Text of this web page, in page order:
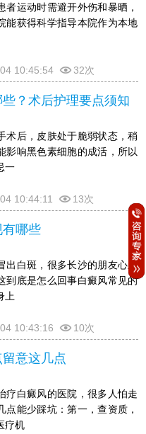
者运动时需避开外伤和暴晒，
能获得科学指导本院作为本地
10:45:54 32次
？术后护理要点须知
术后，皮肤处于脆弱状态，稍
影响黑色素细胞的成活，所以
一
10:44:11 13次
哪些
出白斑，很多长沙的朋友心里
到底是怎么回事白癜风常见的
上
10:43:16 10次
意这几点
疗白癜风的医院，很多人怕走
点能少踩坑：第一，查资质，
疗机